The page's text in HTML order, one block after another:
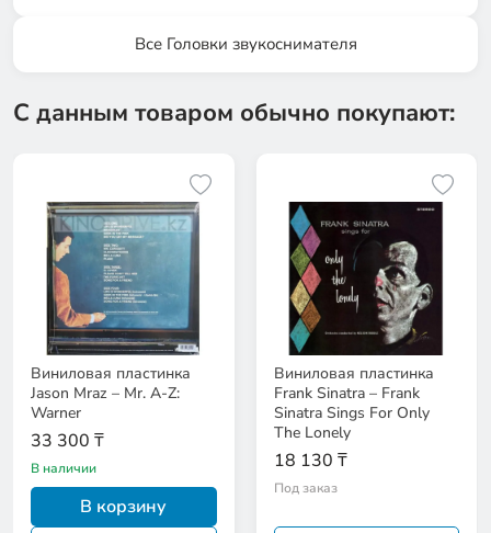
Все Головки звукоснимателя
С данным товаром обычно покупают:
Виниловая пластинка
Jason Mraz – Mr. A-Z:
Warner
33 300 ₸
В наличии
В корзину
Виниловая пластинка
Frank Sinatra – Frank
Sinatra Sings For Only
The Lonely
18 130 ₸
Под заказ